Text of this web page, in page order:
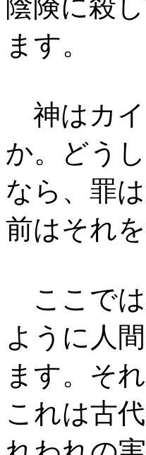
陰険に殺
ます。
神はカイ
か。どう
なら、罪
前はそれ
ここでは
ように人
ます。そ
これは古